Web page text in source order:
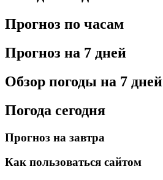
Прогноз по часам
Прогноз на 7 дней
Обзор погоды на 7 дней
Погода сегодня
Прогноз на завтра
Как пользоваться сайтом